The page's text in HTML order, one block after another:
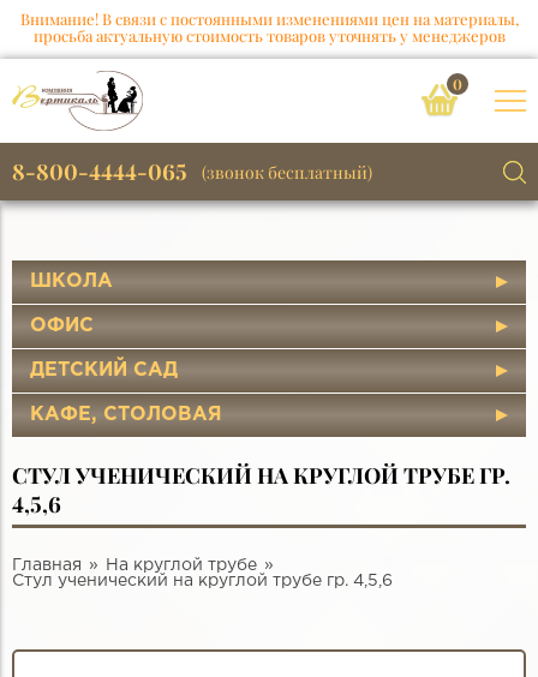
Внимание! В связи с постоянными изменениями цен на материалы,
просьба актуальную стоимость товаров уточнять у менеджеров
0
8-800-4444-065 (звонок бесплатный)
ШКОЛА
ОФИС
ДЕТСКИЙ САД
КАФЕ, СТОЛОВАЯ
СТУЛ УЧЕНИЧЕСКИЙ НА КРУГЛОЙ ТРУБЕ ГР.
4,5,6
Главная
На круглой трубе
Стул ученический на круглой трубе гр. 4,5,6